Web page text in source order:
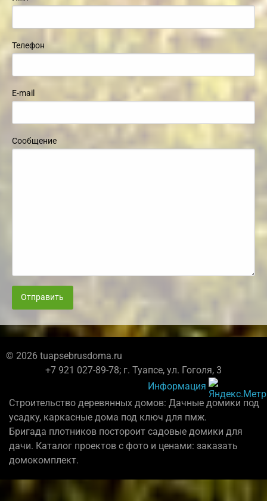
Телефон
E-mail
Сообщение
Отправить
© 2026 tuapsebrusdoma.ru
+7 921 027-89-78; г. Туапсе, ул. Гоголя, 3
Информация
Строительство деревянных домов: Дачные домики под
усадку, каркасные дома под ключ для пмж.
Бригада плотников постороит садовые домики для
дачи. Каталог проектов с фото и ценами: заказать
домокомплект.